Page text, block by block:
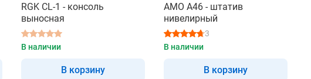
RGK CL-1 - консоль
выносная
В наличии
В корзину
AMO A46 - штатив
нивелирный
3
В наличии
В корзину